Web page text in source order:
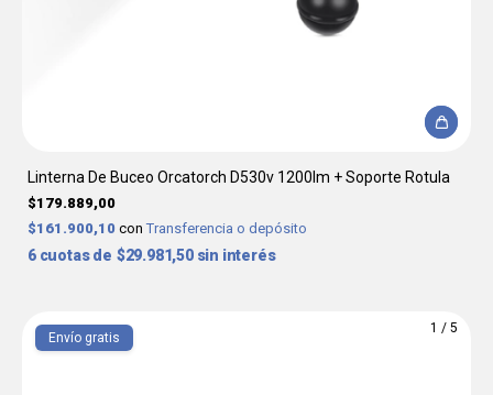
Linterna De Buceo Orcatorch D530v 1200lm + Soporte Rotula
$179.889,00
$161.900,10 con Transferencia o depósito
6 $29.981,50 sin interés
1 / 5
Envío gratis